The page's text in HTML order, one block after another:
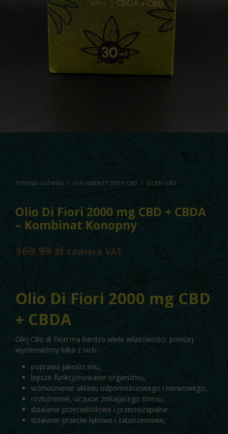
STRONA GŁÓWNA / SUPLEMENTY DIETY CBD / OLEJKI CBD
Olio Di Fiori 2000 mg CBD + CBDA
– Kombinat Konopny
169,99 zł zawiera VAT
Olio Di Fiori 2000 mg CBD
+ CBDA
Olej Olio di Fiori ma bardzo wiele właściwości, poniżej
wymieniliśmy kilka z nich:
poprawa jakości snu,
lepsze funkcjonowanie organizmu,
wzmocnienie układu odpornościowego i nerwowego,
rozluźnienie, uczucie znikającego stresu,
działanie przeciwbólowe i przeciwzapalne
działanie przeciw lękowe i zaburzeniowe,